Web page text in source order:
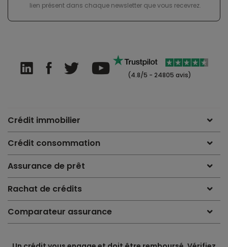
lien présent dans chaque newsletter que vous recevrez.
(4.8/5 - 24805 avis)
Crédit immobilier
Crédit consommation
Assurance de prêt
Rachat de crédits
Comparateur assurance